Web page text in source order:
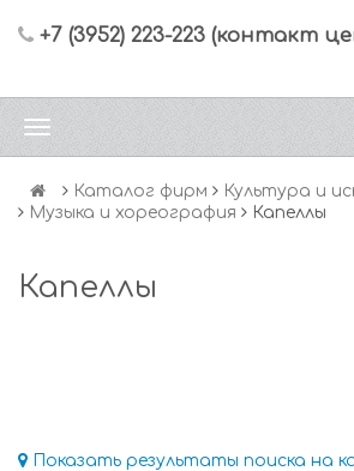
+7 (3952) 223-223 (контакт
Каталог фирм
Культура и
Музыка и хореография
Капеллы
Капеллы
Показать результаты поиска на